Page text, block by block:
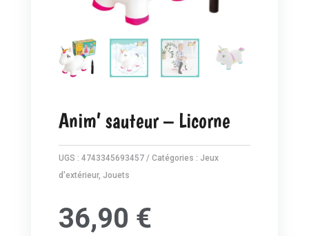
Anim’ sauteur – Licorne
UGS : 4743345693457 Catégories : Jeux
d'extérieur, Jouets
36,90 €